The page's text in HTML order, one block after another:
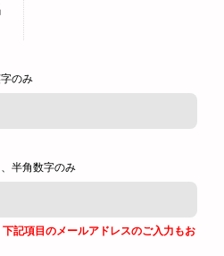
のみ
半角数字のみ
記項目のメールアドレスのご入力もお